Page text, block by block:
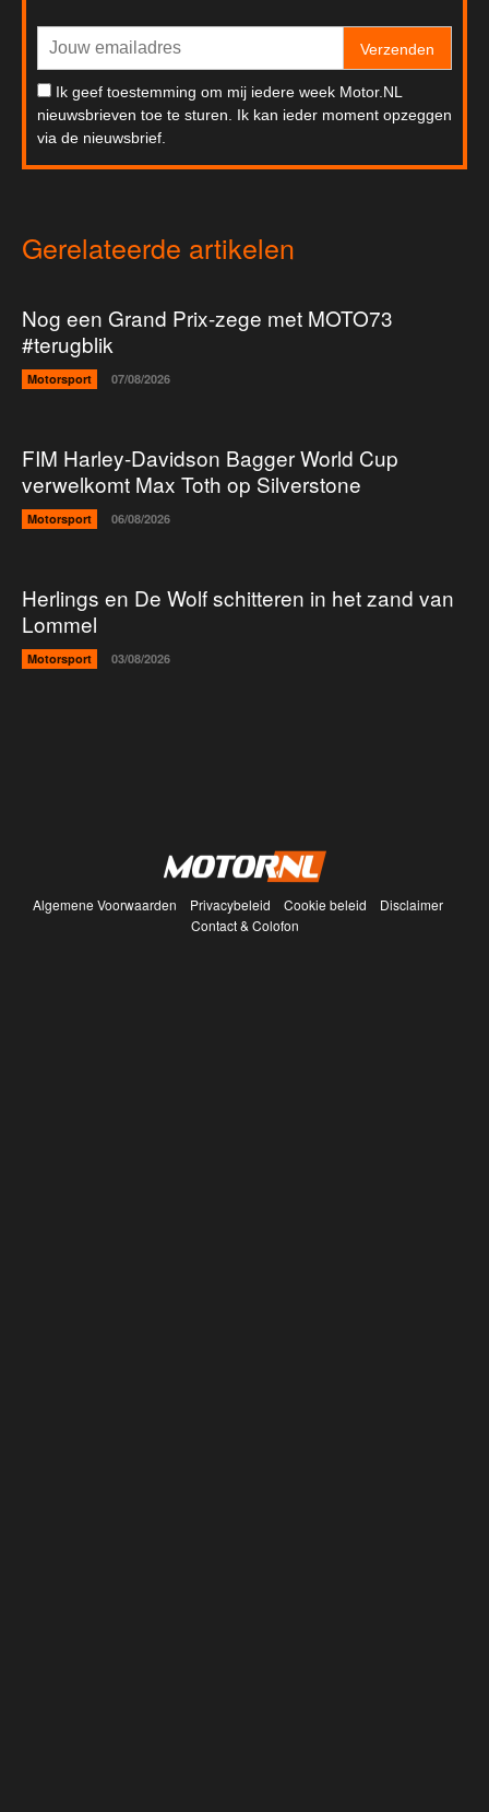
Verzenden
Ik geef toestemming om mij iedere week Motor.NL
nieuwsbrieven toe te sturen. Ik kan ieder moment opzeggen
via de nieuwsbrief.
Gerelateerde artikelen
Nog een Grand Prix-zege met MOTO73
#terugblik
Motorsport 07/08/2026
FIM Harley-Davidson Bagger World Cup
verwelkomt Max Toth op Silverstone
Motorsport 06/08/2026
Herlings en De Wolf schitteren in het zand van
Lommel
Motorsport 03/08/2026
Algemene Voorwaarden Privacybeleid Cookie beleid
Disclaimer
Contact & Colofon